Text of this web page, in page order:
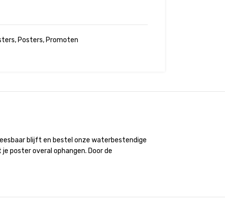
, Posters, Promoten
blijft en bestel onze waterbestendige
poster overal ophangen. Door de